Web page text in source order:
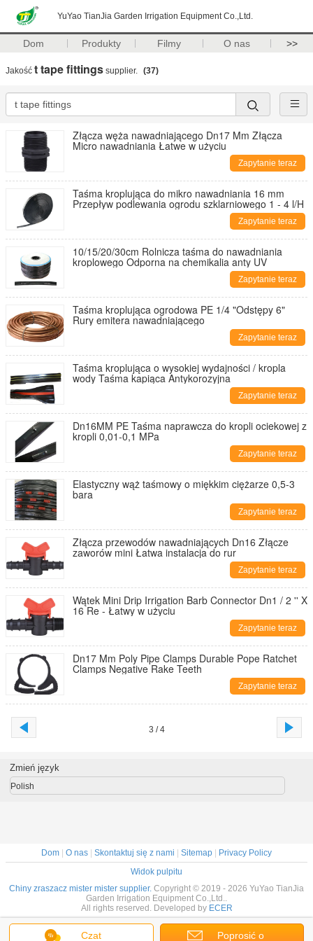
YuYao TianJia Garden Irrigation Equipment Co.,Ltd.
Dom Produkty Filmy O nas >>
Jakość t tape fittings supplier. (37)
Złącza węża nawadniającego Dn17 Mm Złącza
Micro nawadniania Łatwe w użyciu
Zapytanie teraz
Taśma kroplująca do mikro nawadniania 16 mm
Przepływ podlewania ogrodu szklarniowego 1 - 4 l/H
Zapytanie teraz
10/15/20/30cm Rolnicza taśma do nawadniania
kroplowego Odporna na chemikalia anty UV
Zapytanie teraz
Taśma kroplująca ogrodowa PE 1/4 "Odstępy 6"
Rury emitera nawadniającego
Zapytanie teraz
Taśma kroplująca o wysokiej wydajności / kropla
wody Taśma kapiąca Antykorozyjna
Zapytanie teraz
Dn16MM PE Taśma naprawcza do kropli ociekowej z
kropli 0,01-0,1 MPa
Zapytanie teraz
Elastyczny wąż taśmowy o miękkim ciężarze 0,5-3
bara
Zapytanie teraz
Złącza przewodów nawadniających Dn16 Złącze
zaworów mini Łatwa instalacja do rur
Zapytanie teraz
Wątek Mini Drip Irrigation Barb Connector Dn1 / 2 '' X
16 Re - Łatwy w użyciu
Zapytanie teraz
Dn17 Mm Poly Pipe Clamps Durable Pope Ratchet
Clamps Negative Rake Teeth
Zapytanie teraz
3 / 4
Czat Poprosić o
Zmień język
Polish
Dom O nas Skontaktuj się z nami Sitemap
Privacy Policy
Widok pulpitu
Chiny zraszacz mister mister supplier. Copyright © 2019 - 2026 YuYao TianJia
Garden Irrigation Equipment Co.,Ltd..
All rights reserved. Developed by ECER